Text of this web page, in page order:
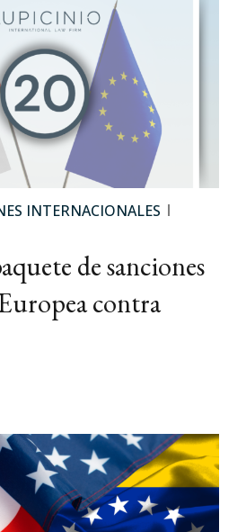
INTERNACIONALES
de sanciones
contra